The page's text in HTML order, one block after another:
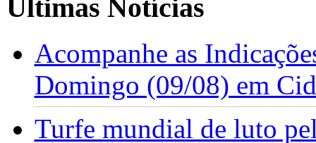
Últimas Notícias
Acompanhe as
Domingo (09/08) em
Turfe mundial de luto